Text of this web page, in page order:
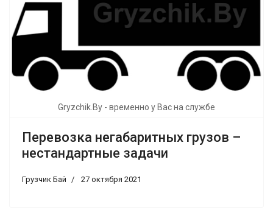
Gryzchik.By - временно у Вас на службе
Перевозка негабаритных грузов –
нестандартные задачи
Грузчик Бай 27 октября 2021